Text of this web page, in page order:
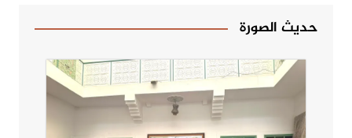
حديث الصورة